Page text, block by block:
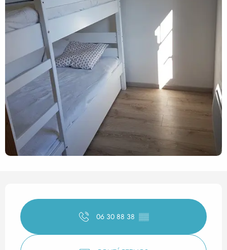
Horarios y datos de
06 30 88 38 ▒▒